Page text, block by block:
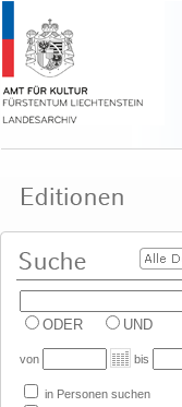
ODER UND
von bis
in Personen suchen